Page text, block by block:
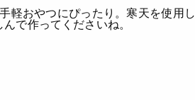
軽おやつにぴったり。寒天を使用し
で作ってくださいね。